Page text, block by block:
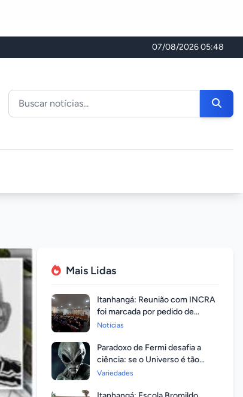
07/08/2026 05:48
Buscar noticias
Mais Lidas
Itanhangá: Reunião com INCRA
foi marcada por pedido de
regularização pela população
Notícias
Paradoxo de Fermi desafia a
ciência: se o Universo é tão
vasto, por que ninguém
Variedades